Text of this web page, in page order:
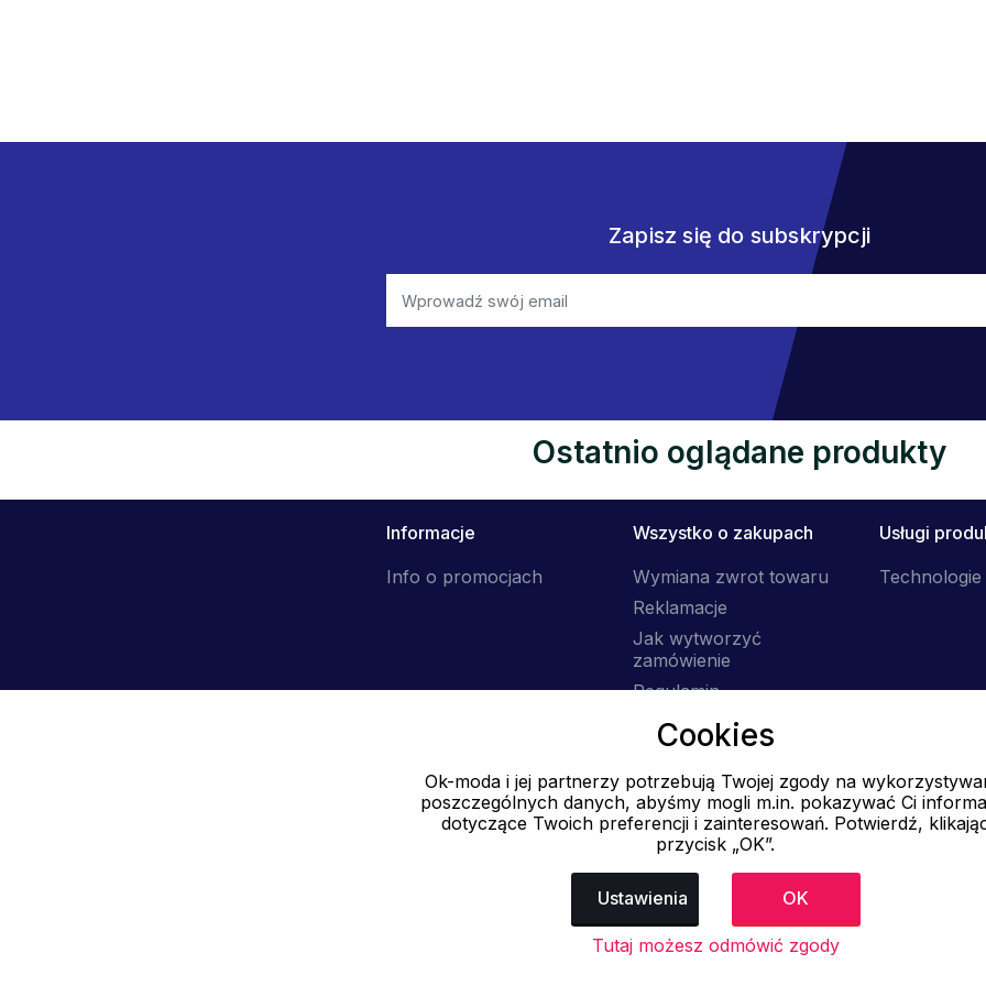
Zapisz się do subskrypcji
Ostatnio oglądane produkty
Informacje
Info o promocjach
Wszystko o zakupach
Wymiana zwrot towaru
Reklamacje
Jak wytworzyć
zamówienie
Regulamin
Dostawa
Usługi
Technologie
E-mail
Online
info@ok-moda.pl
Cookies
Ok-moda i jej partnerzy potrzebują Twojej zgody na
poszczególnych danych, abyśmy mogli m.in. pokazywać Ci
dotyczące Twoich preferencji i zainteresowań. Potwierdź,
przycisk „OK”.
Ustawienia OK
Tutaj możesz odmówić zgody